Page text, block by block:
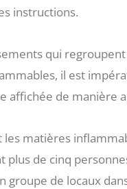
instructions.
qui
il est
affichée de manière
les matières
plus de cinq
groupe de locaux